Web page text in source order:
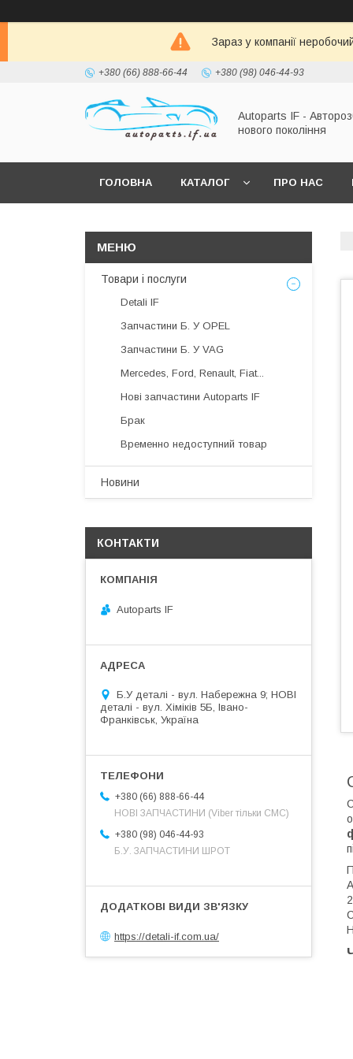
Зараз у компанії
+380 (66) 888-66-44 +380 (98) 046-44-93
Autoparts IF -
нового покоління
ГОЛОВНА КАТАЛОГ ПРО НАС
Товари і послуги
Detali IF
Запчастини Б. У OPEL
Запчастини Б. У VAG
Mercedes, Ford, Renault, Fiat...
Нові запчастини Autoparts IF
Брак
Временно недоступний товар
Новини
КОНТАКТИ
Autoparts IF
Б.У деталі - вул. Набережна 9; НОВІ
деталі - вул. Хіміків 5Б, Івано-
Франківськ, Україна
+380 (66) 888-66-44
НОВІ ЗАПЧАСТИНИ (Viber тільки СМС)
+380 (98) 046-44-93
Б.У. ЗАПЧАСТИНИ ШРОТ
https://detali-if.com.ua/